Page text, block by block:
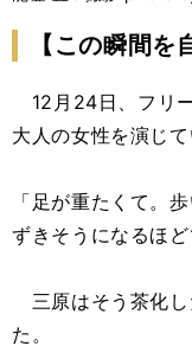
【この瞬間を
12月24日、フリ
大人の女性を演じて
「足が重たくて。
ずきそうになるほ
三原はそう茶化し
た。